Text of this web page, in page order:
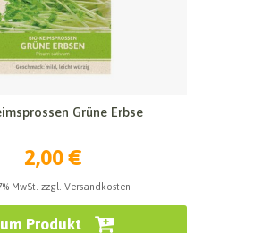
Grüne Erbse
2,00 €
MwSt. zzgl. Versandkosten
Produkt